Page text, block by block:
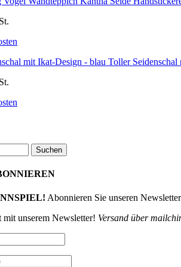
Toller
Suchen
Abonnieren Sie unseren
unserem Newsletter! Versand über